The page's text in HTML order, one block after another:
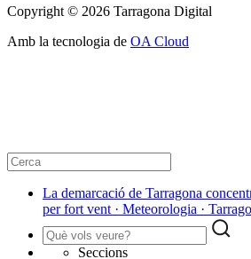
Copyright © 2026 Tarragona Digital
Amb la tecnologia de OA Cloud
La demarcació de Tarragona
per fort vent · Meteorologia ·
Seccions